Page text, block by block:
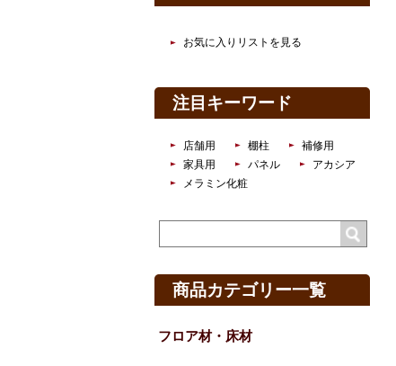
お気に入りリストを見る
注目キーワード
店舗用 棚柱
補修用
家具用
パネル
アカシア
メラミン化粧
商品カテゴリー一覧
フロア材・床材